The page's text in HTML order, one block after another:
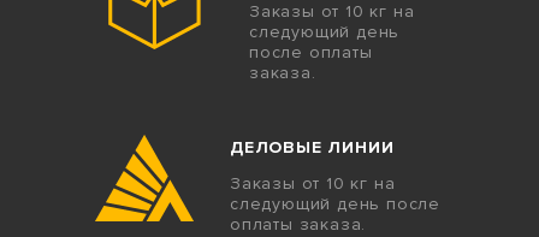
Заказы от 10 кг на
следующий день
после оплаты
заказа.
ДЕЛОВЫЕ ЛИНИИ
Заказы от 10 кг на
следующий день после
оплаты заказа.